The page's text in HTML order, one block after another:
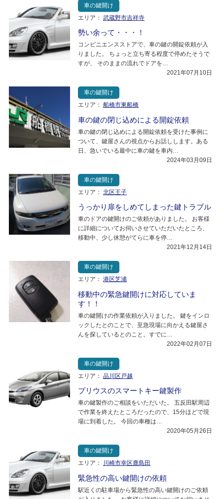
車の鍵開け
エリア： 武蔵野市吉祥寺
勢い余って・・・！
コンビニエンスストアで、車の鍵の開錠依頼が入
りました。 ちょっと立ち寄る程度で停めたそうで
すが、 そのままの流れでドアを…
2021年07月10日
車の鍵開け
エリア： 船橋市東船橋
車の鍵の閉じ込めによる開錠依頼
車の鍵の閉じ込めによる開錠依頼を受けた事例に
ついて、鍵屋さんの視点からお話しします。ある
日、急いでいる最中に車の鍵を車内…
2024年03月09日
車の鍵開け
エリア： 北区王子
うっかり扉をしめてしまった鍵トラブル
車のドアの鍵開けのご依頼がありました。 お客様
に詳細についてお伺いさせていただいたところ、
移動中、少し休憩がてらに車を停…
2021年12月14日
車の鍵開け
エリア： 港区芝浦
移動中の緊急鍵開けに対応していま
す！！
車の鍵開けの作業依頼が入りました。 鍵をインロ
ックしたとのことで、至急現場に向かえる鍵屋さ
んを探しているとのこと。すでに…
2022年02月07日
車の鍵開け
エリア： 品川区戸越
プリウスのスマートキー鍵製作
車の鍵製作のご相談をいただいた。 五反田駅周辺
で作業を終えたところだったので、15分ほどで現
場に到着した。 今回の車種は…
2020年05月26日
車の鍵開け
エリア：
川崎市幸区鹿島田
緊急性の高い鍵開けの依頼
駅近くの駐車場から緊急性の高い鍵開けのご依頼